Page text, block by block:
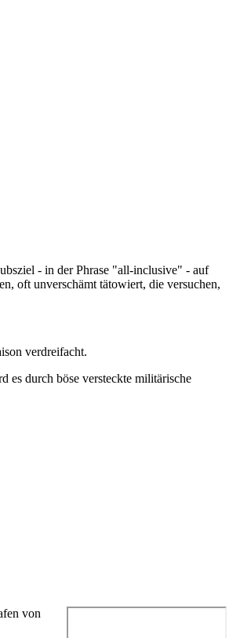
- in der Phrase "all-inclusive" - auf
oft unverschämt tätowiert, die versuchen,
verdreifacht.
es durch böse versteckte militärische
von